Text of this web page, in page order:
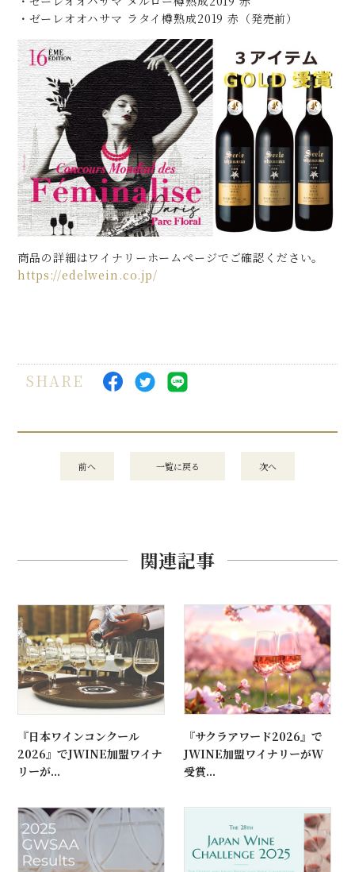
・ゼーレオオハサマ ラタイ樽熟成2019 赤（発売前）
商品の詳細はワイナリーホームページでご確認ください。
https://edelwein.co.jp/
SHARE
前へ 一覧に戻る 次へ
関連記事
『日本ワインコンクール
2026』でJWINE加盟ワイナ
リーが...
『サクラアワード2026』で
JWINE加盟ワイナリーがW
受賞...